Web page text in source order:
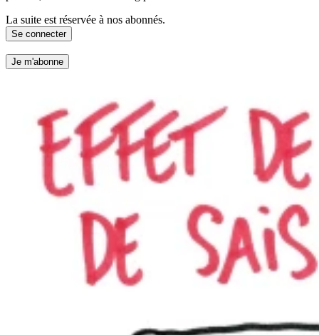
La suite est réservée à nos abonnés.
Se connecter
Je m'abonne